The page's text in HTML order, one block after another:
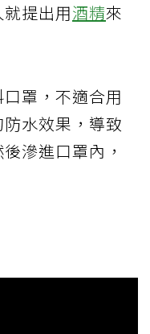
提出用酒精來
罩，不適合用
水效果，導致
滲進口罩內，